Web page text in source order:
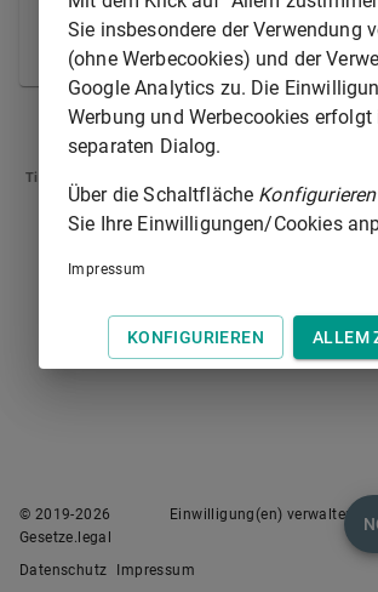
der von oder gegenüber dem
vorgenommenen Rechtsgeschäfte
§ 305
Tipp
: Swipen Sie auf dem Bildschirm links oder rechts
Normen.
© 2019-2026
Gesetze.legal
Einwilligung(en) verwalten
Datenschutz Impressum
Sie insbesondere der Verwendung
(ohne Werbecookies) und der
Google Analytics zu. Die
Werbung und Werbecookies erfolgt
separaten Dialog.
Über die Schaltfläche Konfigurieren
Sie Ihre Einwilligungen/Cookies
Impressum
KONFIGURIEREN ALLEM